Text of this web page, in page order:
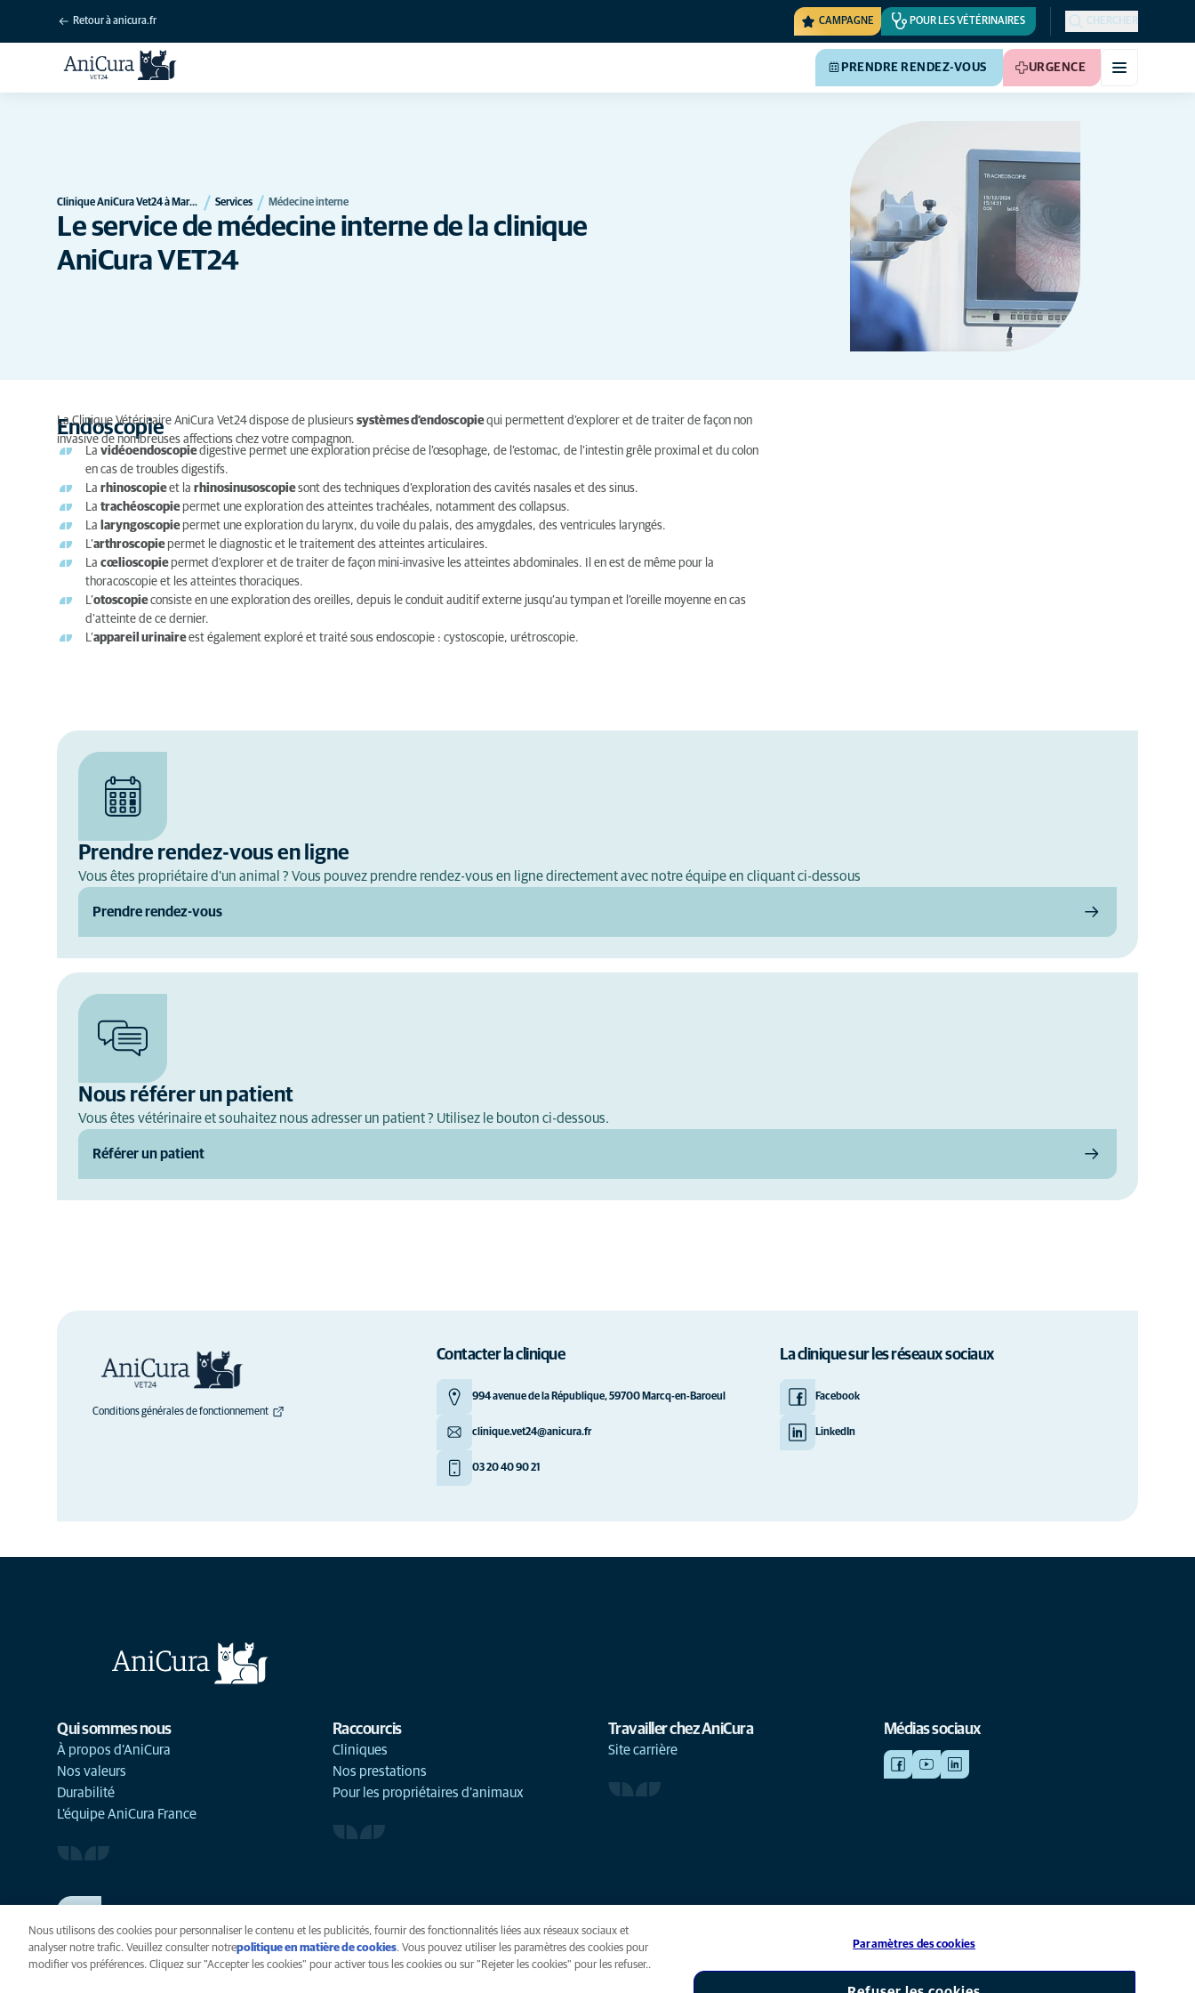
Retour à anicura.fr CAMPAGNE POUR LES VÉTÉRINAIRES CHERCHER
PRENDRE RENDEZ-VOUS URGENCE
Clinique AniCura Vet24 à Marcq-en-Baroeul Services Médecine interne
Le service de médecine interne de la clinique
AniCura VET24
Endoscopie
La Clinique Vétérinaire AniCura Vet24dispose de plusieurs systèmes d’endoscopiequi permettent d’explorer et de traiter de façon non
invasive de nombreuses affections chez votre compagnon.
La vidéoendoscopiedigestive permet une exploration précise de l’œsophage, de l’estomac, de l’intestin grêle proximal et du colon
en cas de troubles digestifs.
La rhinoscopieet la rhinosinusoscopiesont des techniques d’exploration des cavités nasales et des sinus.
La trachéoscopie permet une exploration des atteintes trachéales, notamment des collapsus.
La laryngoscopie permet une exploration du larynx, du voile du palais, des amygdales, des ventricules laryngés.
L’arthroscopie permet le diagnostic et le traitement des atteintes articulaires.
La cœlioscopie permet d’explorer et de traiter de façon mini-invasive les atteintes abdominales. Il en est de même pour la
thoracoscopie et les atteintes thoraciques.
L’otoscopieconsiste en une exploration des oreilles, depuis le conduit auditif externe jusqu’au tympan et l’oreille moyenne en cas
d’atteinte de ce dernier.
L’appareil urinaireest également exploré et traité sous endoscopie : cystoscopie, urétroscopie.
Prendre rendez-vous en ligne
Vous êtes propriétaire d'un animal ? Vous pouvez prendre rendez-vous en ligne directement avec notre équipe en cliquant ci-dessous
Prendre rendez-vous
Nous référer un patient
Vous êtes vétérinaire et souhaitez nous adresser un patient ? Utilisez le bouton ci-dessous.
Référer un patient
Conditions générales de fonctionnement
Contacter la clinique
994 avenue de la République, 59700 Marcq-en-Baroeul
clinique.vet24@anicura.fr
03 20 40 90 21
La clinique sur les réseaux sociaux
Facebook
LinkedIn
Qui sommes nous
À propos d'AniCura
Nos valeurs
Durabilité
L'équipe AniCura France
Raccourcis
Cliniques
Nos prestations
Pour les propriétaires d'animaux
Travailler chez AniCura
Site carrière
Médias sociaux
Voir nos offres d'emploi
AniCura est une filiale de Mars, Inc © 2026
Nous utilisons des cookies pour personnaliser le contenu et les publicités, fournir des fonctionnalités liées aux réseaux sociaux et
analyser notre trafic. Veuillez consulter notrepolitique en matière de cookies(opens in a new tab)
. Vous pouvez utiliser les paramètres des cookies pour
modifier vos préférences. Cliquez sur "Accepter les cookies" pour activer tous les cookies ou sur "Rejeter les cookies" pour les refuser..
Paramètres des cookies